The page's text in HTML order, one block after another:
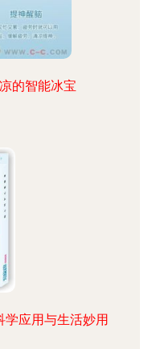
的智能冰宝
学应用与生活妙用